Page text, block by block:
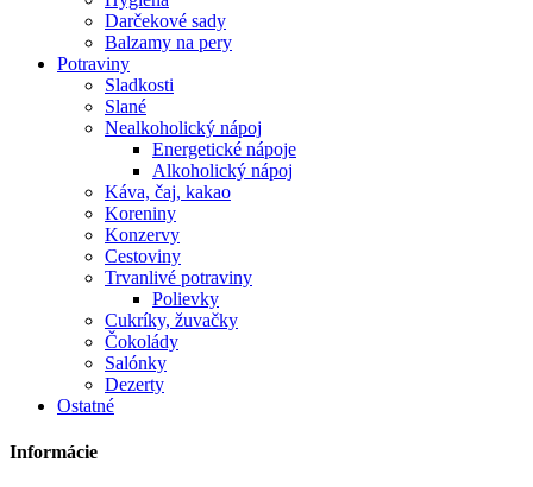
Darčekové sady
Balzamy na pery
Potraviny
Sladkosti
Slané
Nealkoholický nápoj
Energetické nápoje
Alkoholický nápoj
Káva, čaj, kakao
Koreniny
Konzervy
Cestoviny
Trvanlivé potraviny
Polievky
Cukríky, žuvačky
Čokolády
Salónky
Dezerty
Ostatné
Informácie